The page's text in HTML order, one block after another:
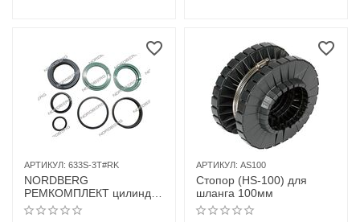
АРТИКУЛ: 633S-3T#RK
NORDBERG
РЕМКОМПЛЕКТ цилиндра
для подъемника 633S
АРТИКУЛ: AS100
Стопор (HS-100) для
шланга 100мм